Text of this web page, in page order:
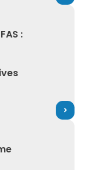
:
: votre guide
de l'année